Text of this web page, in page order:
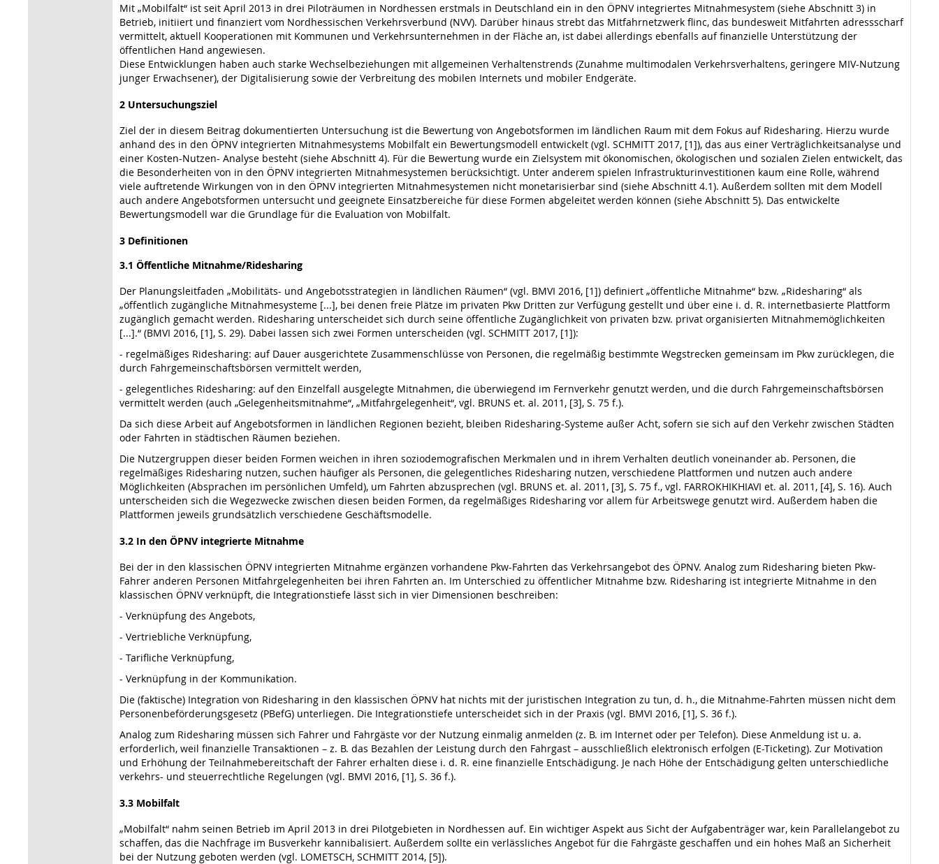
Mit „Mobilfalt“ ist seit April 2013 in drei Piloträumen in Nordhessen erstmals in Deutschland ein in den ÖPNV integriertes Mitnahmesystem (siehe Abschnitt 3) in
Betrieb, initiiert und finanziert vom Nordhessischen Verkehrsverbund (NVV). Darüber hinaus strebt das Mitfahrnetzwerk flinc, das bundesweit Mitfahrten adressscharf
vermittelt, aktuell Kooperationen mit Kommunen und Verkehrsunternehmen in der Fläche an, ist dabei allerdings ebenfalls auf finanzielle Unterstützung der
öffentlichen Hand angewiesen.
Diese Entwicklungen haben auch starke Wechselbeziehungen mit allgemeinen Verhaltenstrends (Zunahme multimodalen Verkehrsverhaltens, geringere MIV-Nutzung
junger Erwachsener), der Digitalisierung sowie der Verbreitung des mobilen Internets und mobiler Endgeräte.
2 Untersuchungsziel
Ziel der in diesem Beitrag dokumentierten Untersuchung ist die Bewertung von Angebotsformen im ländlichen Raum mit dem Fokus auf Ridesharing. Hierzu wurde
anhand des in den ÖPNV integrierten Mitnahmesystems Mobilfalt ein Bewertungsmodell entwickelt (vgl. SCHMITT 2017, [1]), das aus einer Verträglichkeitsanalyse und
einer Kosten-Nutzen- Analyse besteht (siehe Abschnitt 4). Für die Bewertung wurde ein Zielsystem mit ökonomischen, ökologischen und sozialen Zielen entwickelt, das
die Besonderheiten von in den ÖPNV integrierten Mitnahmesystemen berücksichtigt. Unter anderem spielen Infrastrukturinvestitionen kaum eine Rolle, während
viele auftretende Wirkungen von in den ÖPNV integrierten Mitnahmesystemen nicht monetarisierbar sind (siehe Abschnitt 4.1). Außerdem sollten mit dem Modell
auch andere Angebotsformen untersucht und geeignete Einsatzbereiche für diese Formen abgeleitet werden können (siehe Abschnitt 5). Das entwickelte
Bewertungsmodell war die Grundlage für die Evaluation von Mobilfalt.
3 Definitionen
3.1 Öffentliche Mitnahme/Ridesharing
Der Planungsleitfaden „Mobilitäts- und Angebotsstrategien in ländlichen Räumen“ (vgl. BMVI 2016, [1]) definiert „öffentliche Mitnahme“ bzw. „Ridesharing“ als
„öffentlich zugängliche Mitnahmesysteme [...], bei denen freie Plätze im privaten Pkw Dritten zur Verfügung gestellt und über eine i. d. R. internetbasierte Plattform
zugänglich gemacht werden. Ridesharing unterscheidet sich durch seine öffentliche Zugänglichkeit von privaten bzw. privat organisierten Mitnahmemöglichkeiten
[...].“ (BMVI 2016, [1], S. 29). Dabei lassen sich zwei Formen unterscheiden (vgl. SCHMITT 2017, [1]):
- regelmäßiges Ridesharing: auf Dauer ausgerichtete Zusammenschlüsse von Personen, die regelmäßig bestimmte Wegstrecken gemeinsam im Pkw zurücklegen, die
durch Fahrgemeinschaftsbörsen vermittelt werden,
- gelegentliches Ridesharing: auf den Einzelfall ausgelegte Mitnahmen, die überwiegend im Fernverkehr genutzt werden, und die durch Fahrgemeinschaftsbörsen
vermittelt werden (auch „Gelegenheitsmitnahme“, „Mitfahrgelegenheit“, vgl. BRUNS et. al. 2011, [3], S. 75 f.).
Da sich diese Arbeit auf Angebotsformen in ländlichen Regionen bezieht, bleiben Ridesharing-Systeme außer Acht, sofern sie sich auf den Verkehr zwischen Städten
oder Fahrten in städtischen Räumen beziehen.
Die Nutzergruppen dieser beiden Formen weichen in ihren soziodemografischen Merkmalen und in ihrem Verhalten deutlich voneinander ab. Personen, die
regelmäßiges Ridesharing nutzen, suchen häufiger als Personen, die gelegentliches Ridesharing nutzen, verschiedene Plattformen und nutzen auch andere
Möglichkeiten (Absprachen im persönlichen Umfeld), um Fahrten abzusprechen (vgl. BRUNS et. al. 2011, [3], S. 75 f., vgl. FARROKHIKHIAVI et. al. 2011, [4], S. 16). Auch
unterscheiden sich die Wegezwecke zwischen diesen beiden Formen, da regelmäßiges Ridesharing vor allem für Arbeitswege genutzt wird. Außerdem haben die
Plattformen jeweils grundsätzlich verschiedene Geschäftsmodelle.
3.2 In den ÖPNV integrierte Mitnahme
Bei der in den klassischen ÖPNV integrierten Mitnahme ergänzen vorhandene Pkw-Fahrten das Verkehrsangebot des ÖPNV. Analog zum Ridesharing bieten Pkw-
Fahrer anderen Personen Mitfahrgelegenheiten bei ihren Fahrten an. Im Unterschied zu öffentlicher Mitnahme bzw. Ridesharing ist integrierte Mitnahme in den
klassischen ÖPNV verknüpft, die Integrationstiefe lässt sich in vier Dimensionen beschreiben:
- Verknüpfung des Angebots,
- Vertriebliche Verknüpfung,
- Tarifliche Verknüpfung,
- Verknüpfung in der Kommunikation.
Die (faktische) Integration von Ridesharing in den klassischen ÖPNV hat nichts mit der juristischen Integration zu tun, d. h., die Mitnahme-Fahrten müssen nicht dem
Personenbeförderungsgesetz (PBefG) unterliegen. Die Integrationstiefe unterscheidet sich in der Praxis (vgl. BMVI 2016, [1], S. 36 f.).
Analog zum Ridesharing müssen sich Fahrer und Fahrgäste vor der Nutzung einmalig anmelden (z. B. im Internet oder per Telefon). Diese Anmeldung ist u. a.
erforderlich, weil finanzielle Transaktionen – z. B. das Bezahlen der Leistung durch den Fahrgast – ausschließlich elektronisch erfolgen (E-Ticketing). Zur Motivation
und Erhöhung der Teilnahmebereitschaft der Fahrer erhalten diese i. d. R. eine finanzielle Entschädigung. Je nach Höhe der Entschädigung gelten unterschiedliche
verkehrs- und steuerrechtliche Regelungen (vgl. BMVI 2016, [1], S. 36 f.).
3.3 Mobilfalt
„Mobilfalt“ nahm seinen Betrieb im April 2013 in drei Pilotgebieten in Nordhessen auf. Ein wichtiger Aspekt aus Sicht der Aufgabenträger war, kein Parallelangebot zu
schaffen, das die Nachfrage im Busverkehr kannibalisiert. Außerdem sollte ein verlässliches Angebot für die Fahrgäste geschaffen und ein hohes Maß an Sicherheit
bei der Nutzung geboten werden (vgl. LOMETSCH, SCHMITT 2014, [5]).